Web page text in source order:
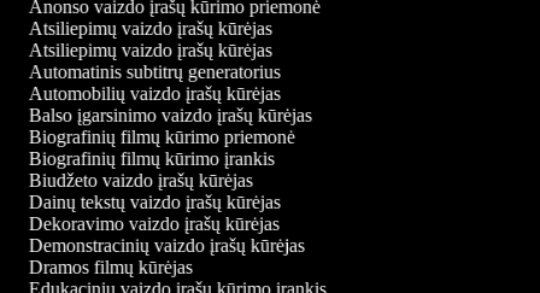
Anonso vaizdo įrašų kūrimo priemonė
Atsiliepimų vaizdo įrašų kūrėjas
Atsiliepimų vaizdo įrašų kūrėjas
Automatinis subtitrų generatorius
Automobilių vaizdo įrašų kūrėjas
Balso įgarsinimo vaizdo įrašų kūrėjas
Biografinių filmų kūrimo priemonė
Biografinių filmų kūrimo įrankis
Biudžeto vaizdo įrašų kūrėjas
Dainų tekstų vaizdo įrašų kūrėjas
Dekoravimo vaizdo įrašų kūrėjas
Demonstracinių vaizdo įrašų kūrėjas
Dramos filmų kūrėjas